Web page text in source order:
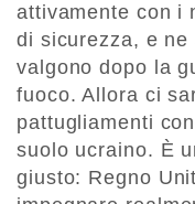
attivamente con i
di sicurezza, e ne
valgono dopo la
fuoco. Allora ci
pattugliamenti
suolo ucraino. È
giusto: Regno